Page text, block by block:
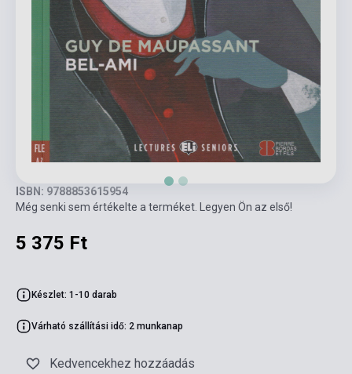
ISBN: 9788853615954
Még senki sem értékelte a terméket. Legyen Ön az első!
5 375 Ft
Készlet: 1-10 darab
Várható szállítási idő: 2 munkanap
Kedvencekhez hozzáadás